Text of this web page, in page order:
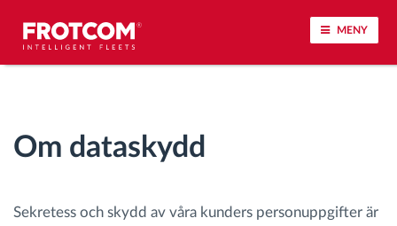
MENY
Körbeteende analys
Om dataskydd
Sekretess och skydd av våra kunders personuppgifter är